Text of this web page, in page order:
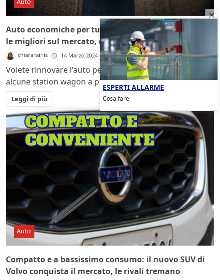
Auto economiche per tutta la famiglia: queste sono
le migliori sul mercato, quante occasioni ora
chiararainis 14 Marzo 2024
Volete rinnovare l'auto per le gite in famiglia? Ecco
alcune station wagon a prezzo contenuto...
Leggi di più
Auto
Compatto e a bassissimo consumo: il nuovo SUV di
Volvo conquista il mercato, le rivali tremano
ESPERTI ALLARME
Cosa fare